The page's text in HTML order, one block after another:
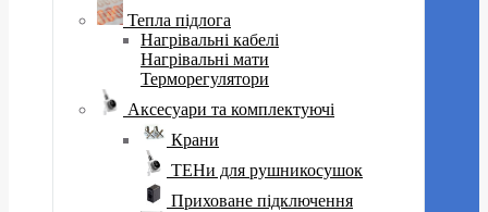
Тепла підлога
Нагрівальні кабелі
Нагрівальні мати
Терморегулятори
Аксесуари та комплектуючі
Крани
ТЕНи для рушникосушок
Приховане підключення